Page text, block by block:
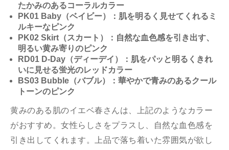
たかみのあるコーラルカラー
PK01 Baby（ベイビー）：肌を明るく見せてくれるミ
ルキーなピンク
PK02 Skirt（スカート）：自然な血色感を引き出す、
明るい黄み寄りのピンク
RD01 D-Day（ディーデイ）：肌をパッと明るくきれ
いに見せる蛍光のレッドカラー
BS03 Bubble（バブル）：華やかで青みのあるクール
トーンのピンク
黄みのある肌のイエベ春さんは、上記のようなカラー
がおすすめ。女性らしさをプラスし、自然な血色感を
引き出してくれます。上品で落ち着いた雰囲気が欲し